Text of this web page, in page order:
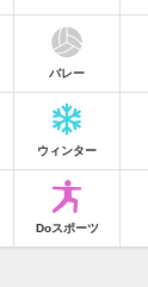
バレー
ウィンター
Doスポーツ